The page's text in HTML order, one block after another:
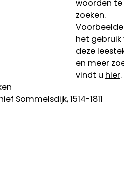
woorden te
zoeken.
het gebruik
deze
en meer
vindt u hier.
Sommelsdijk, 1514-1811